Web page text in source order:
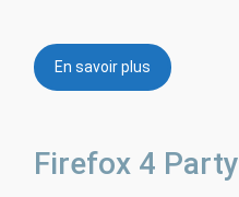
En savoir plus
Firefox 4 Party